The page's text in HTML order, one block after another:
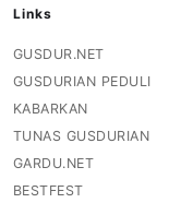
Links
GUSDUR.NET
GUSDURIAN PEDULI
KABARKAN
TUNAS GUSDURIAN
GARDU.NET
BESTFEST